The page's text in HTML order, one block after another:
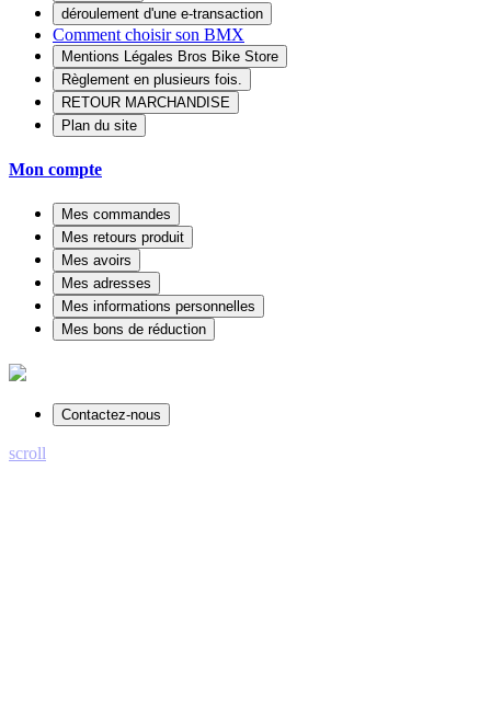
déroulement d'une e-transaction
Comment choisir son BMX
Mentions Légales Bros Bike Store
Règlement en plusieurs fois.
RETOUR MARCHANDISE
Plan du site
Mon compte
Mes commandes
Mes retours produit
Mes avoirs
Mes adresses
Mes informations personnelles
Mes bons de réduction
Contactez-nous
scroll